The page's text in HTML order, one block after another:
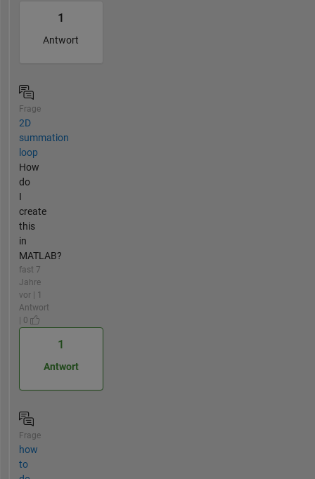
1
Antwort
Frage
2D
summation
loop
How
do
I
create
this
in
MATLAB?
fast 7
Jahre
vor | 1
Antwort
| 0
1
Antwort
Frage
how
to